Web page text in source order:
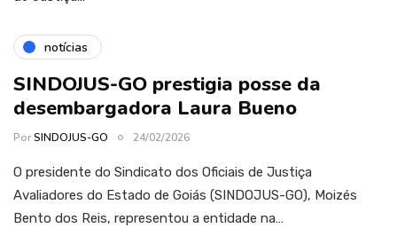
notícias
SINDOJUS-GO prestigia posse da
desembargadora Laura Bueno
PorSINDOJUS-GO 24/02/2026
O presidente do Sindicato dos Oficiais de Justiça
Avaliadores do Estado de Goiás (SINDOJUS-GO), Moizés
Bento dos Reis, representou a entidade na…